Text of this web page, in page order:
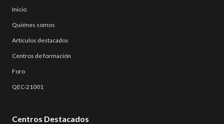
Inicio
Quiénes somos
Artículos destacados
Centros de formación
Foro
QEC-21001
Centros Destacados